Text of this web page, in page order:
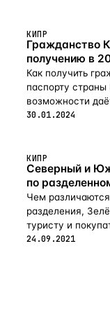
КИПР
Гражданство
получению в
Как получить
паспорту
возможности
30.01.2024
КИПР
Северный и
по
Чем
разделения,
туристу и
24.09.2021